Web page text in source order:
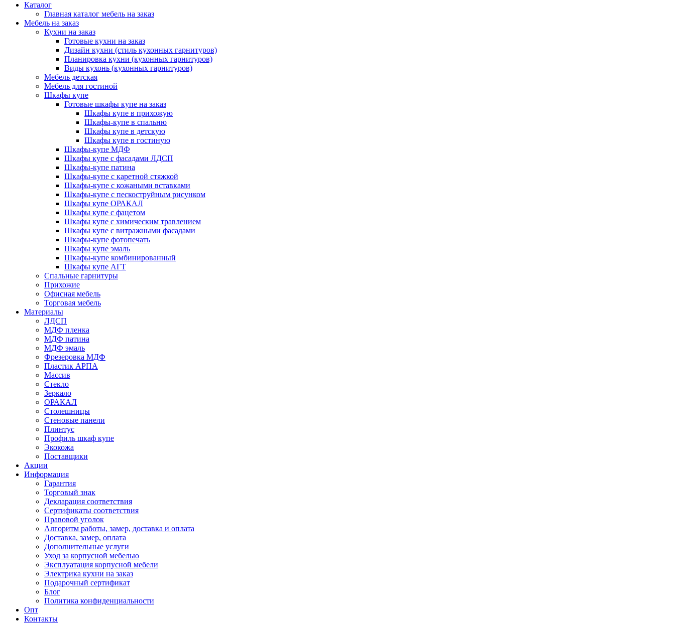
Каталог
Главная каталог мебель на заказ
Мебель на заказ
Кухни на заказ
Готовые кухни на заказ
Дизайн кухни (стиль кухонных гарнитуров)
Планировка кухни (кухонных гарнитуров)
Виды кухонь (кухонных гарнитуров)
Мебель детская
Мебель для гостиной
Шкафы купе
Готовые шкафы купе на заказ
Шкафы купе в прихожую
Шкафы-купе в спальню
Шкафы купе в детскую
Шкафы купе в гостиную
Шкафы-купе МДФ
Шкафы купе с фасадами ЛДСП
Шкафы-купе патина
Шкафы-купе с каретной стяжкой
Шкафы-купе с кожаными вставками
Шкафы-купе с пескоструйным рисунком
Шкафы купе ОРАКАЛ
Шкафы купе с фацетом
Шкафы купе с химическим травлением
Шкафы купе с витражными фасадами
Шкафы-купе фотопечать
Шкафы купе эмаль
Шкафы-купе комбинированный
Шкафы купе АГТ
Спальные гарнитуры
Прихожие
Офисная мебель
Торговая мебель
Материалы
ЛДСП
МДФ пленка
МДФ патина
МДФ эмаль
Фрезеровка МДФ
Пластик АРПА
Массив
Стекло
Зеркало
ОРАКАЛ
Столешницы
Стеновые панели
Плинтус
Профиль шкаф купе
Экокожа
Поставщики
Акции
Информация
Гарантия
Торговый знак
Декларация соответствия
Сертификаты соответствия
Правовой уголок
Алгоритм работы, замер, доставка и оплата
Доставка, замер, оплата
Дополнительные услуги
Уход за корпусной мебелью
Эксплуатация корпусной мебели
Электрика кухни на заказ
Подарочный сертификат
Блог
Политика конфиденциальности
Опт
Контакты